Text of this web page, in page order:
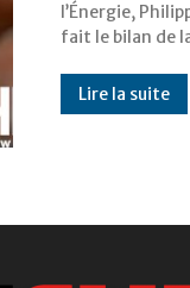
l’Énergie,
fait le bilan de
Lire la suite